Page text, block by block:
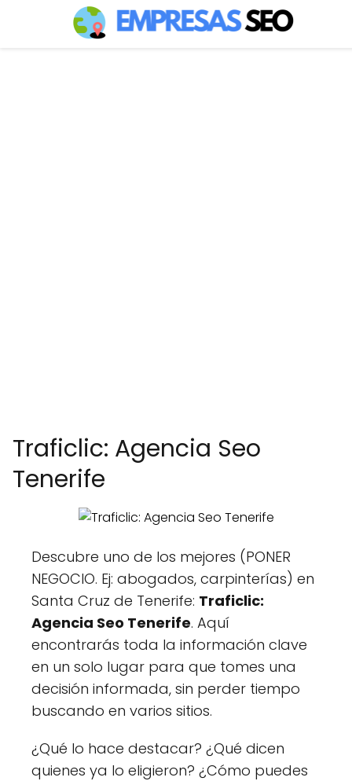
Traficlic: Agencia Seo
Tenerife
Descubre uno de los mejores (PONER
NEGOCIO. Ej: abogados, carpinterías) en
Santa Cruz de Tenerife: Traficlic:
Agencia Seo Tenerife. Aquí
encontrarás toda la información clave
en un solo lugar para que tomes una
decisión informada, sin perder tiempo
buscando en varios sitios.
¿Qué lo hace destacar? ¿Qué dicen
quienes ya lo eligieron? ¿Cómo puedes